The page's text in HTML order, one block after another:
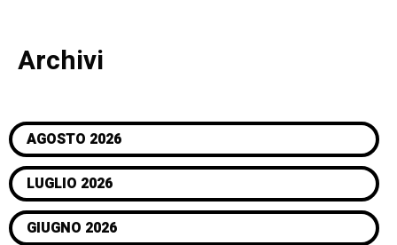
Archivi
AGOSTO 2026
LUGLIO 2026
GIUGNO 2026